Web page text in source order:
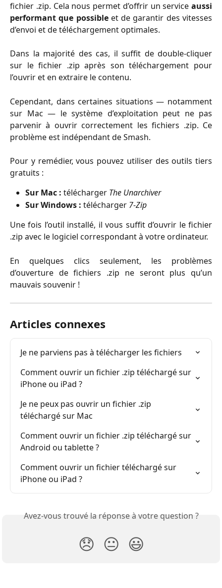
fichier .zip. Cela nous permet d’offrir un service aussi
performant que possibleet de garantir des vitesses
d’envoi et de téléchargement optimales.
Dans la majorité des cas, il suffit de double-cliquer
sur le fichier .zip après son téléchargement pour
l’ouvrir et en extraire le contenu.
Cependant, dans certaines situations — notamment
sur Mac — le système d’exploitation peut ne pas
parvenir à ouvrir correctement les fichiers .zip. Ce
problème est indépendant de Smash.
Pour y remédier, vous pouvez utiliser des outils tiers
gratuits :
Sur Mac : télécharger The Unarchiver
Sur Windows : télécharger 7-Zip
Une fois l’outil installé, il vous suffit d’ouvrir le fichier
.zip avec le logiciel correspondant à votre ordinateur.
En quelques clics seulement, les problèmes
d’ouverture de fichiers .zip ne seront plus qu’un
mauvais souvenir !
Articles connexes
Je ne parviens pas à télécharger les fichiers
Comment ouvrir un fichier .zip téléchargé sur
iPhone ou iPad ?
Je ne peux pas ouvrir un fichier .zip
téléchargé sur Mac
Comment ouvrir un fichier .zip téléchargé sur
Android ou tablette ?
Comment ouvrir un fichier téléchargé sur
iPhone ou iPad ?
Avez-vous trouvé la réponse à votre question ?
😞 😐 😃